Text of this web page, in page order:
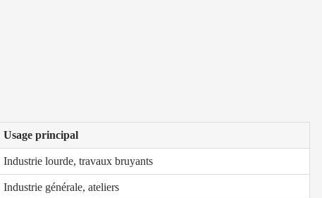
Usage principal
Industrie lourde, travaux bruyants
Industrie générale, ateliers